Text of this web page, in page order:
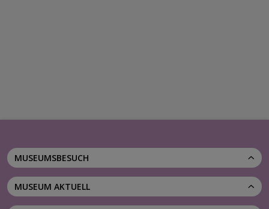
MUSEUMSBESUCH
MUSEUM AKTUELL